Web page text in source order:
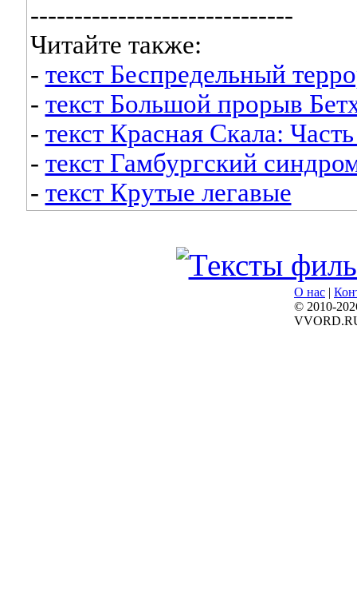
------------------------------
Читайте также:
- текст Беспредельный
- текст Большой прорыв
- текст Красная Скала:
- текст Гамбургский
- текст Крутые легавые
О нас |
© 2010-